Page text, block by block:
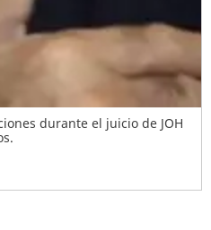
durante el juicio de JOH